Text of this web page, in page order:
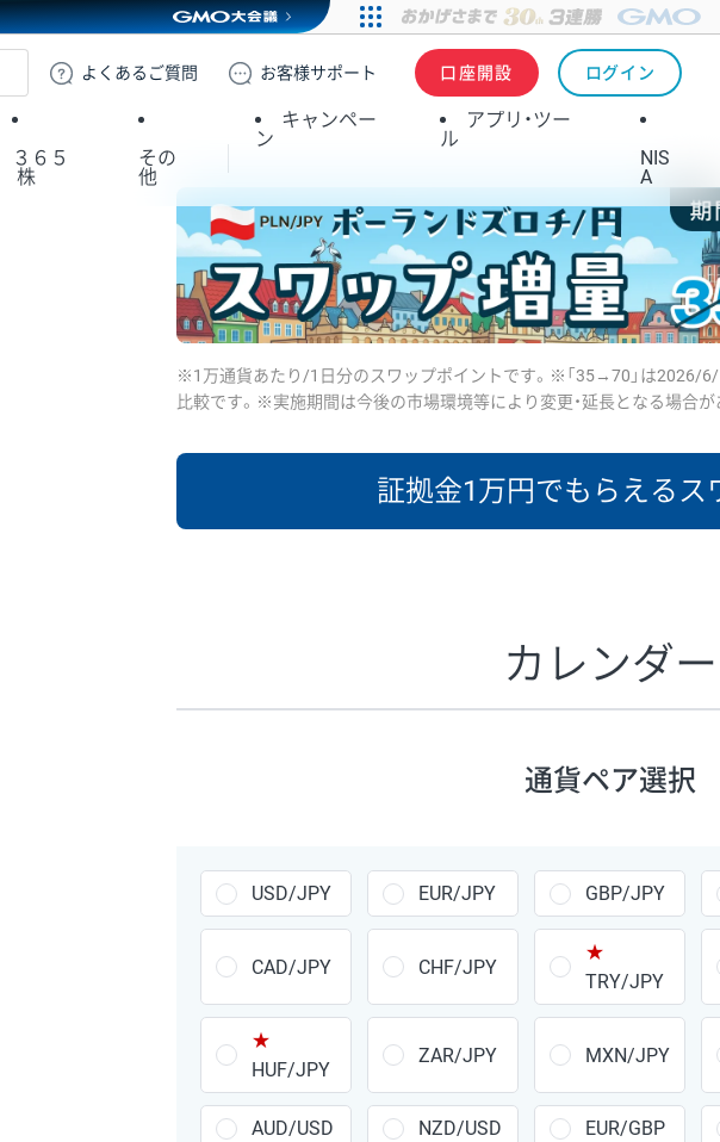
GMOクリック証券
よくある ご質問 お客様サポート 口座開設 ログイン
３６５
株
その
他
キャンペー
ン
アプリ・ツー
ル
NIS
A
※1万通貨あたり/1日分のスワップポイントです。※「35→70」は2026/6/
比較です。※実施期間は今後の市場環境等により変更・延長となる場合が
証拠金1万円でもらえるス
あたりの
ポイント
GBP/JPY 170円
AUD/JPY 106円
NZD/JPY 28円
CAD/JPY 38円
CHF/JPY 34円
カレンダー
通貨ペア選択
USD/JPY EUR/JPY GBP/JPY
CAD/JPY CHF/JPY
★
TRY/JPY
★
HUF/JPY
ZAR/JPY MXN/JPY
AUD/USD NZD/USD EUR/GBP